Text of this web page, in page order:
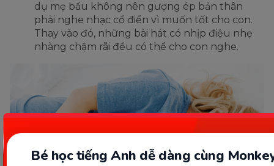
Bé học tiếng Anh dễ dàng cùng
dụ mẹ bầu không nên gượng ép bản thân
phải nghe nhạc cổ điển vì muốn tốt cho con.
Thay vào đó, những bài hát có nhịp điệu nhẹ
nhàng chậm rãi đều có thể cho con nghe.